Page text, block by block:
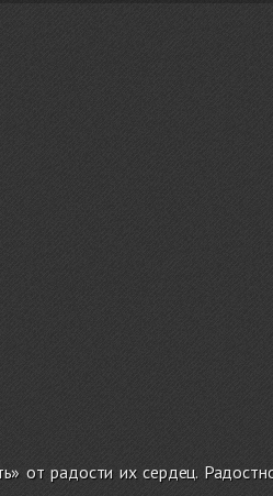
от радости их сердец.